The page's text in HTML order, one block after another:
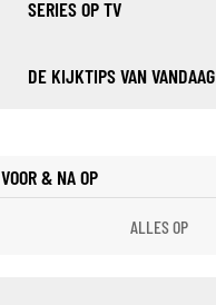
SERIES OP TV
DE KIJKTIPS VAN VANDAAG
VOOR & NA OP
ALLES OP